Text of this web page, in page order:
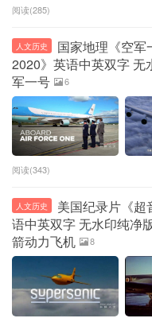
阅读(285)
人文历史
国家地理《空军
2020》英语中英双字 无
军一号
6
阅读(343)
人文历史
美国纪录片《
语中英双字 无水印纯净
箭动力飞机
8